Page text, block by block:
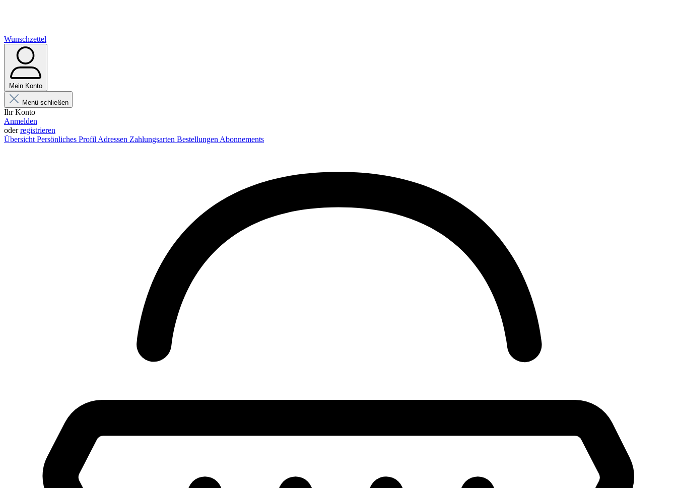
Wunschzettel
Mein Konto
Menü schließen
Ihr Konto
Anmelden
oderregistrieren
Übersicht Persönliches Profil Adressen Zahlungsarten Bestellungen Abonnements